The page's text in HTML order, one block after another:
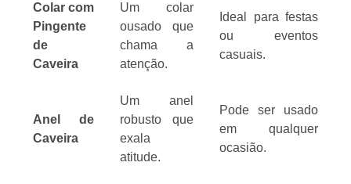
Colar com
Pingente
de
Caveira
Um colar
ousado que
chama a
atenção.
Ideal para festas
ou eventos
casuais.
Anel de
Caveira
Um anel
robusto que
exala
atitude.
Pode ser usado
em qualquer
ocasião.